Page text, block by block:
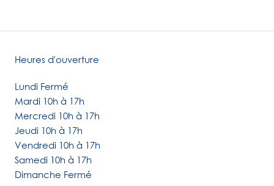
Heures d'ouverture
Lundi Fermé
Mardi 10h à 17h
Mercredi 10h à 17h
Jeudi 10h à 17h
Vendredi 10h à 17h
Samedi 10h à 17h
Dimanche Fermé